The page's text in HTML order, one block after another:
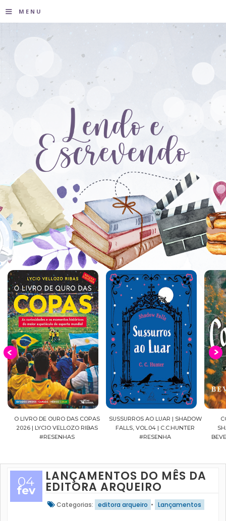
≡ MENU
O LIVRO DE OURO DAS COPAS
2026 | LYCIO VELLOZO RIBAS
#RESENHAS
SUSSURROS AO LUAR | SHADOW
FALLS, VOL.04 | C.C.HUNTER
#RESENHA
04
fev
LANÇAMENTOS DO MÊS DA
EDITORA ARQUEIRO
Categorias: editora arqueiro • Lançamentos